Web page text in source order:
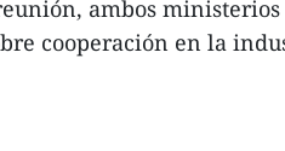
ambos
cooperación en la